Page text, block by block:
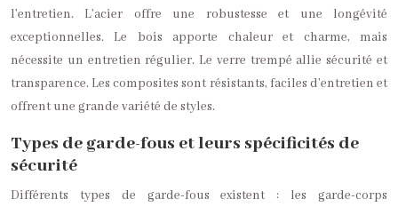
l’entretien. L’acier offre une robustesse et une longévité
exceptionnelles. Le bois apporte chaleur et charme, mais
nécessite un entretien régulier. Le verre trempé allie sécurité et
transparence. Les composites sont résistants, faciles d’entretien et
offrent une grande variété de styles.
Types de garde-fous et leurs spécificités de
sécurité
Différents types de garde-fous existent : les garde-corps